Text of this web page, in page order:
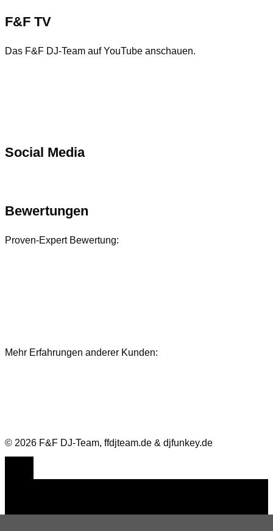
F&F TV
Das F&F DJ-Team auf YouTube anschauen.
Social Media
Bewertungen
Proven-Expert Bewertung:
Mehr Erfahrungen anderer Kunden:
© 2026 F&F DJ-Team, ffdjteam.de & djfunkey.de